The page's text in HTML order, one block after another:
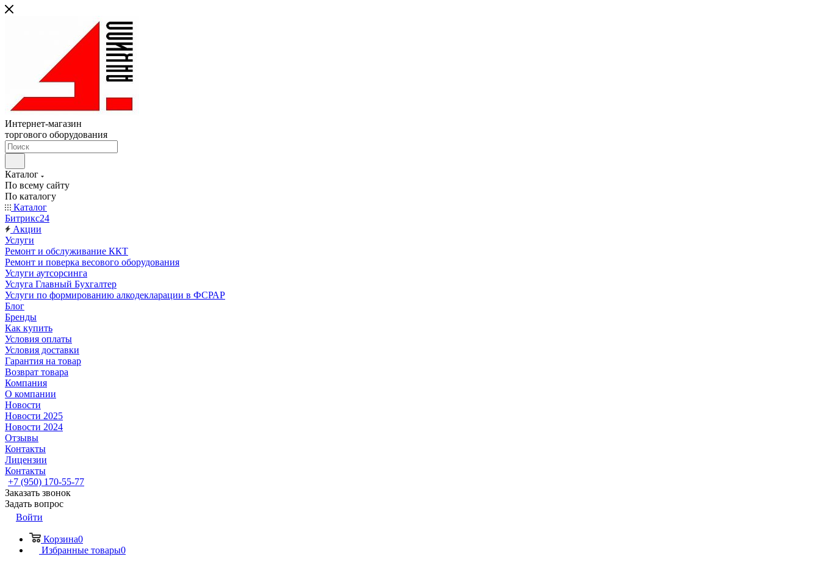
Интернет-магазин
торгового оборудования
Каталог
По всему сайту
По каталогу
Каталог
Битрикс24
Акции
Услуги
Ремонт и обслуживание ККТ
Ремонт и поверка весового оборудования
Услуги аутсорсинга
Услуга Главный Бухгалтер
Услуги по формированию алкодекларации в ФСРАР
Блог
Бренды
Как купить
Условия оплаты
Условия доставки
Гарантия на товар
Возврат товара
Компания
О компании
Новости
Новости 2025
Новости 2024
Отзывы
Контакты
Лицензии
Контакты
+7 (950) 170-55-77
Заказать звонок
Задать вопрос
Войти
Корзина0
Избранные товары0